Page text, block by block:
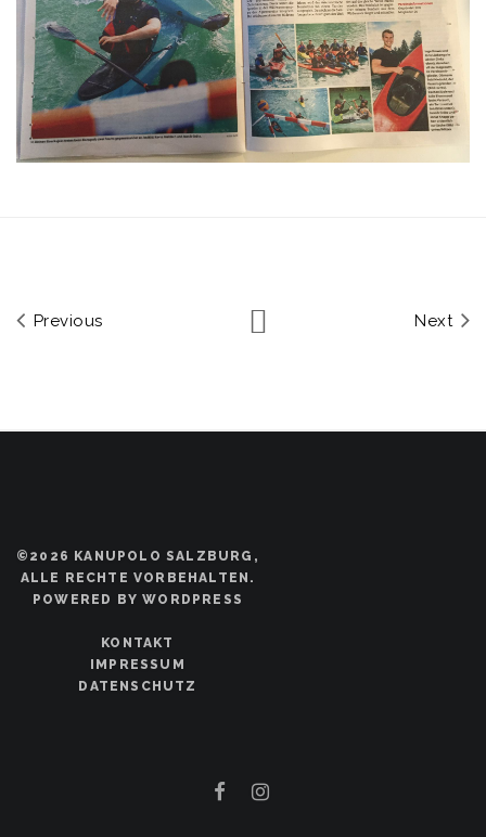
Previous Next
©2026 KANUPOLO SALZBURG,
ALLE RECHTE VORBEHALTEN.
POWERED BY WORDPRESS
KONTAKT
IMPRESSUM
DATENSCHUTZ